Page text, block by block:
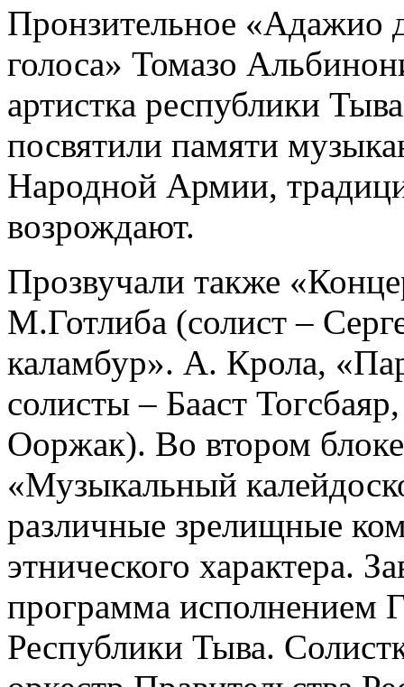
Пронзительное «Адажио
голоса» Томазо
артистка республики
посвятили памяти
Народной Армии,
возрождают.
Прозвучали также
М.Готлиба (солист –
каламбур». А. Крола,
солисты – Бааст
Ооржак). Во втором
«Музыкальный
различные зрелищные
этнического характера.
программа исполнением
Республики Тыва.